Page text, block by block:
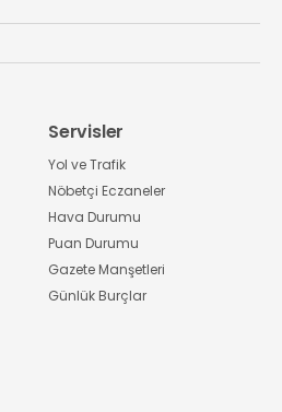
Servisler
Yol ve Trafik
Nöbetçi Eczaneler
Hava Durumu
Puan Durumu
Gazete Manşetleri
Günlük Burçlar